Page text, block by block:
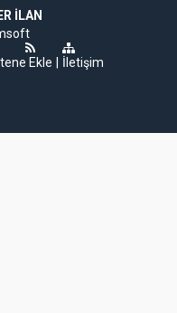
İLAN
Ekle İletişim